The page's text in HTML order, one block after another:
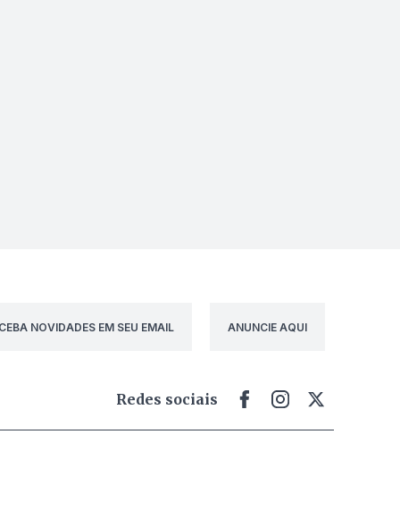
NOVIDADES EM SEU EMAIL ANUNCIE AQUI
Redes sociais